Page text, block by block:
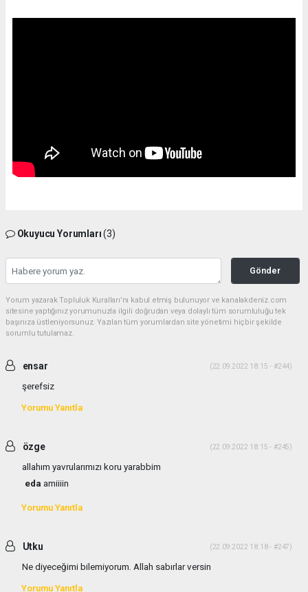
Okuyucu Yorumları(3)
Gönder
Yorum yazarak Topluluk Kuralları’nı kabul etmiş bulunuyor ve kanalakdeniz.com
sitesine yaptığınız yorumunuzla ilgili doğrudan veya dolaylı tüm sorumluluğu tek
başınıza üstleniyorsunuz. Yazılan tüm yorumlardan site yönetimi hiçbir şekilde
sorumlu tutulamaz.
ensar (22.09.2022 18:15 - #244)
şerefsiz
Yorumu Yanıtla
özge (22.09.2022 18:15 - #245)
allahım yavrularımızı koru yarabbim
eda amiiiin
Yorumu Yanıtla
Utku (22.09.2022 18:18 - #247)
Ne diyeceğimi bilemiyorum. Allah sabırlar versin
Yorumu Yanıtla